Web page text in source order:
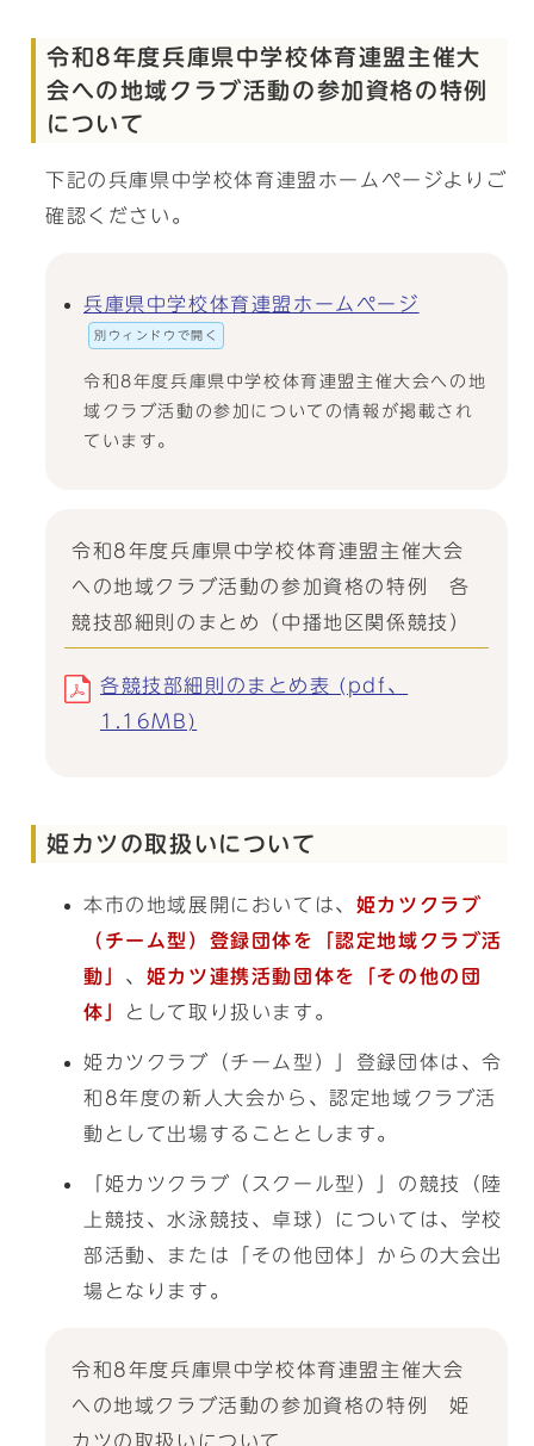
令和8年度兵庫県中学校体育連盟主催大
会への地域クラブ活動の参加資格の特例
について
下記の兵庫県中学校体育連盟ホームページよりご
確認ください。
兵庫県中学校体育連盟ホームページ
別ウィンドウで開く
令和8年度兵庫県中学校体育連盟主催大会への地
域クラブ活動の参加についての情報が掲載され
ています。
令和8年度兵庫県中学校体育連盟主催大会
への地域クラブ活動の参加資格の特例 各
競技部細則のまとめ（中播地区関係競技）
各競技部細則のまとめ表 (pdf、
1.16MB)
姫カツの取扱いについて
本市の地域展開においては、 姫カツクラブ
（チーム型）登録団体を「認定地域クラブ活
動」 、 姫カツ連携活動団体を「その他の団
体」
として取り扱います。
姫カツクラブ（チーム型）」登録団体は、令
和8年度の新人大会から、認定地域クラブ活
動として出場することとします。
「姫カツクラブ（スクール型）」の競技（陸
上競技、水泳競技、卓球）については、学校
部活動、または「その他団体」からの大会出
場となります。
令和8年度兵庫県中学校体育連盟主催大会
への地域クラブ活動の参加資格の特例 姫
カツの取扱いについて